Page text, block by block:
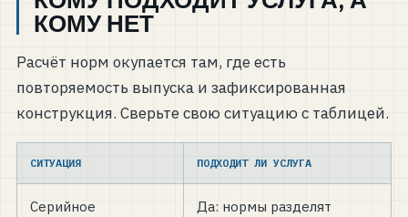
КОМУ НЕТ
Расчёт норм окупается там, где есть
повторяемость выпуска и зафиксированная
конструкция. Сверьте свою ситуацию с таблицей.
СИТУАЦИЯ ПОДХОДИТ ЛИ УСЛУГА
Серийное
Да: нормы разделят